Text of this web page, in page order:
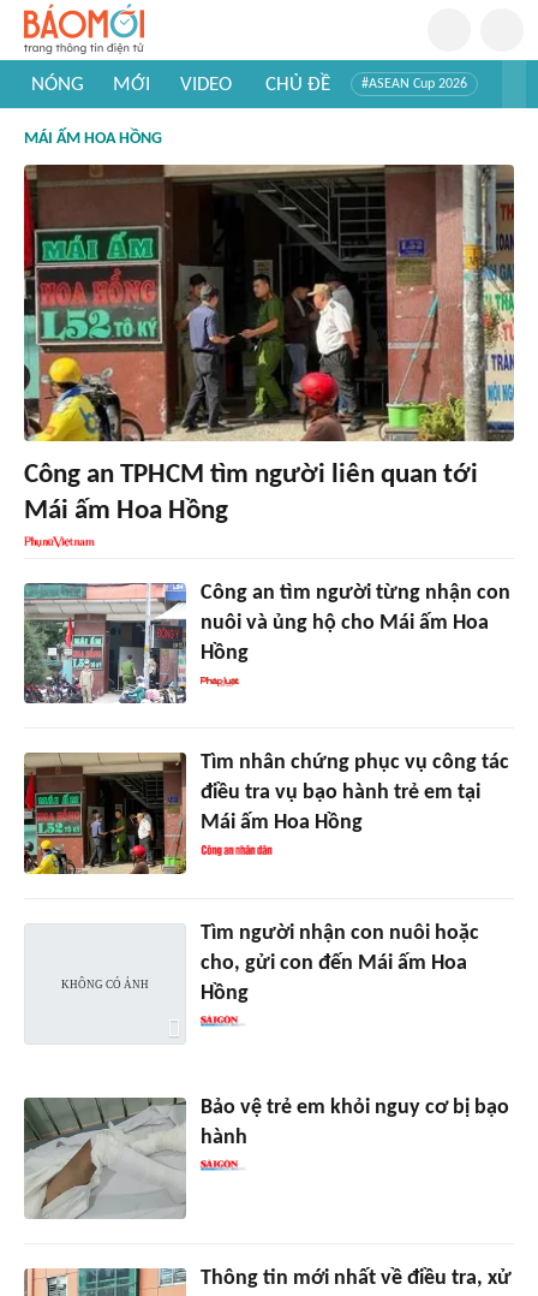
NÓNG MỚI VIDEO CHỦ ĐỀ #ASEAN Cup 2026
#Khám phá thế giới
MÁI ẤM HOA HỒNG
Công an TPHCM tìm người liên quan tới
Mái ấm Hoa Hồng
Công an tìm người từng nhận con
nuôi và ủng hộ cho Mái ấm Hoa
Hồng
Tìm nhân chứng phục vụ công tác
điều tra vụ bạo hành trẻ em tại
Mái ấm Hoa Hồng
Tìm người nhận con nuôi hoặc
cho, gửi con đến Mái ấm Hoa
Hồng
Bảo vệ trẻ em khỏi nguy cơ bị bạo
hành
Thông tin mới nhất về điều tra, xử